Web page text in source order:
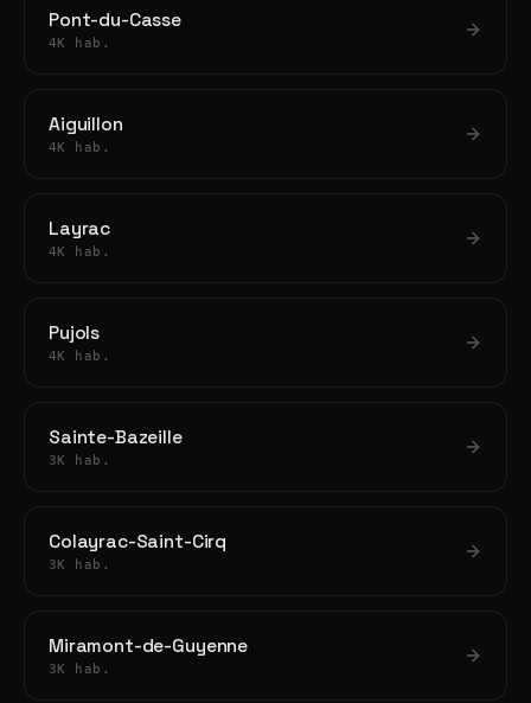
Pont-du-Casse
4K hab.
Aiguillon
4K hab.
Layrac
4K hab.
Pujols
4K hab.
Sainte-Bazeille
3K hab.
Colayrac-Saint-Cirq
3K hab.
Miramont-de-Guyenne
3K hab.